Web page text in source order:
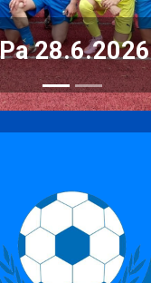
28.6.2026